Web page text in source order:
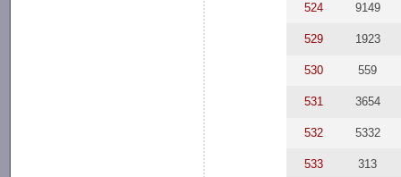
524 9149
529 1923
530 559
531 3654
532 5332
533 313